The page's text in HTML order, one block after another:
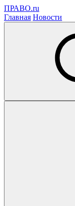
ПРАВО.ru
Главная Новости